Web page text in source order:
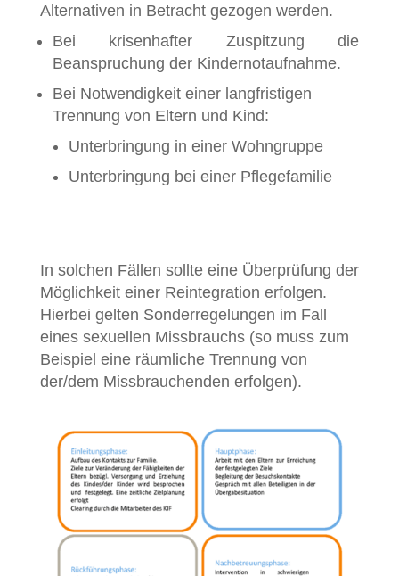
Alternativen in Betracht gezogen werden.
Bei krisenhafter Zuspitzung die
Beanspruchung der Kindernotaufnahme.
Bei Notwendigkeit einer langfristigen
Trennung von Eltern und Kind:
Unterbringung in einer Wohngruppe
Unterbringung bei einer Pflegefamilie
In solchen Fällen sollte eine Überprüfung der
Möglichkeit einer Reintegration erfolgen.
Hierbei gelten Sonderregelungen im Fall
eines sexuellen Missbrauchs (so muss zum
Beispiel eine räumliche Trennung von
der/dem Missbrauchenden erfolgen).